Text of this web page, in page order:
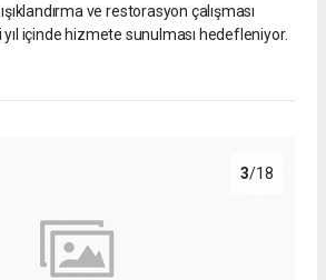
ve restorasyon çalışması
yıl içinde hizmete sunulması hedefleniyor.
3/18